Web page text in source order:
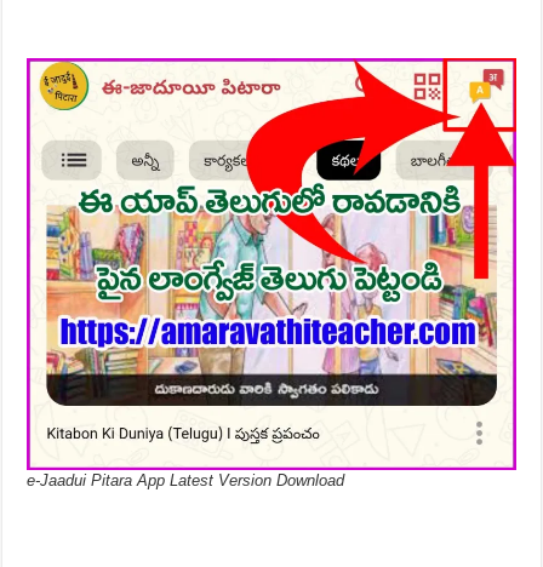
e-Jaadui Pitara App Latest Version Download